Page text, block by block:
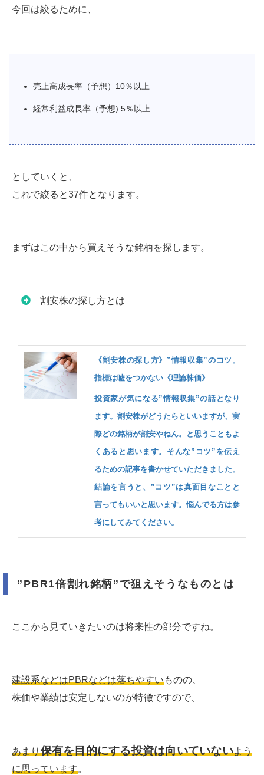
今回は絞るために、
売上高成長率（予想）10％以上
経常利益成長率（予想) 5％以上
としていくと、
これで絞ると37件となります。
まずはこの中から買えそうな銘柄を探します。
割安株の探し方とは
《割安株の探し方》”情報収集”のコツ。
指標は嘘をつかない《理論株価》
投資家が気になる”情報収集”の話となり
ます。割安株がどうたらといいますが、実
際どの銘柄が割安やねん。と思うこともよ
くあると思います。そんな”コツ”を伝え
るための記事を書かせていただきました。
結論を言うと、”コツ”は真面目なことと
言ってもいいと思います。悩んでる方は参
考にしてみてください。
”PBR1倍割れ銘柄”で狙えそうなものとは
ここから見ていきたいのは将来性の部分ですね。
建設系などはPBRなどは落ちやすいものの、
株価や業績は安定しないのが特徴ですので、
あまり保有を目的にする投資は向いていないよう
に思っています。